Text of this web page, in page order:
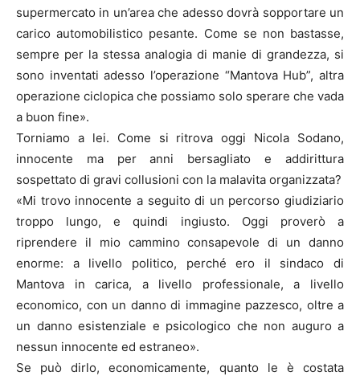
supermercato in un’area che adesso dovrà sopportare un
carico automobilistico pesante. Come se non bastasse,
sempre per la stessa analogia di manie di grandezza, si
sono inventati adesso l’operazione “Mantova Hub”, altra
operazione ciclopica che possiamo solo sperare che vada
a buon fine».
Torniamo a lei. Come si ritrova oggi Nicola Sodano,
innocente ma per anni bersagliato e addirittura
sospettato di gravi collusioni con la malavita organizzata?
«Mi trovo innocente a seguito di un percorso giudiziario
troppo lungo, e quindi ingiusto. Oggi proverò a
riprendere il mio cammino consapevole di un danno
enorme: a livello politico, perché ero il sindaco di
Mantova in carica, a livello professionale, a livello
economico, con un danno di immagine pazzesco, oltre a
un danno esistenziale e psicologico che non auguro a
nessun innocente ed estraneo».
Se può dirlo, economicamente, quanto le è costata